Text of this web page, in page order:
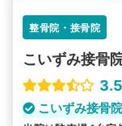
整骨院・接骨院
こいずみ接骨
3.5
こいずみ接骨